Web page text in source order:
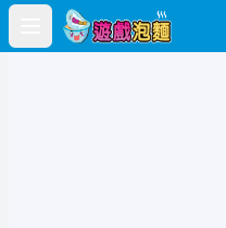
Open main menu